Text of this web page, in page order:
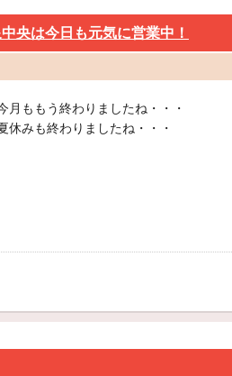
央は今日も元気に営業中！
月ももう終わりましたね・・・
休みも終わりましたね・・・